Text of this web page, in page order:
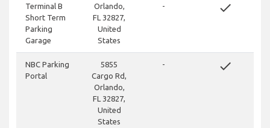
Terminal B
Short Term
Parking
Garage
Orlando,
FL 32827,
United
States
- done
NBC Parking
Portal
5855
Cargo Rd,
Orlando,
FL 32827,
United
States
- done